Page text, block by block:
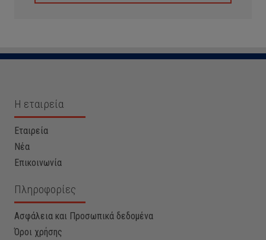
Η εταιρεία
Εταιρεία
Νέα
Επικοινωνία
Πληροφορίες
Ασφάλεια και Προσωπικά δεδομένα
Όροι χρήσης